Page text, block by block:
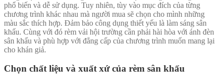
phổ biến và dễ sử dụng. Tuy nhiên, tùy vào mục đích của từng
chương trình khác nhau mà người mua sẽ chọn cho mình những
màu sắc thích hợp. Đảm bảo công dụng thiết yếu là làm sáng sân
khấu. Cùng với đó rèm vải hội trường cần phải hài hòa với ánh đèn
sân khấu và phù hợp với đẳng cấp của chương trình muốn mang lại
cho khán giả.
Chọn chất liệu và xuất xứ của rèm sân khấu